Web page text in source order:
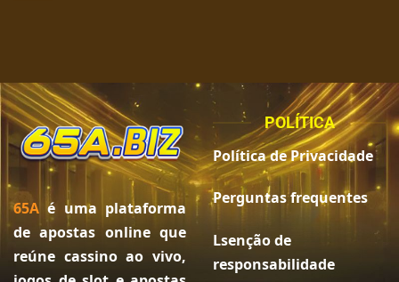
65A é uma plataforma
de apostas online que
reúne cassino ao vivo,
POLÍTICA
Política de Privacidade
Perguntas frequentes
Lsenção de
responsabilidade